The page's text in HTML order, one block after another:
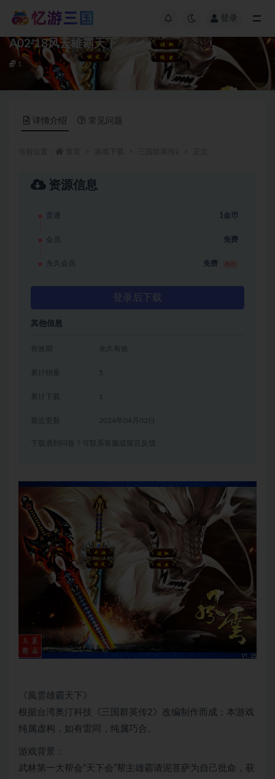
登录
A02-18风云雄霸天下
1
详情介绍 常见问题
资源信息
普通 1金币
会员 免费
永久会员 免费
登录后下载
其他信息
有效期 永久有效
累计销量 5
累计下载 1
2024年04月02日
下载遇到问题？可联系客服或留言反馈
《風雲雄霸天下》
根据台湾奥汀科技《三国群英传2》改编制作而成；本游戏
纯属虚构，如有雷同，纯属巧合。
游戏背景：
武林第一大帮会“天下会”帮主雄霸请泥菩萨为自己批命，获